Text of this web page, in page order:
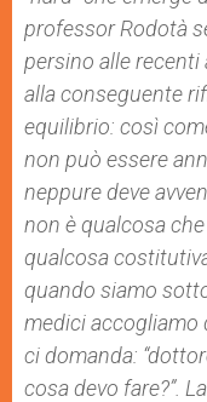
professor Rodotà
persino alle
alla conseguente
equilibrio: così
non può essere
neppure deve
non è qualcosa
qualcosa
quando siamo
medici accogliamo
ci domanda:
cosa devo fare?”.